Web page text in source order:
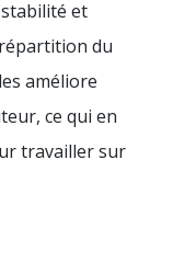
et
du
améliore
ce qui en
travailler sur